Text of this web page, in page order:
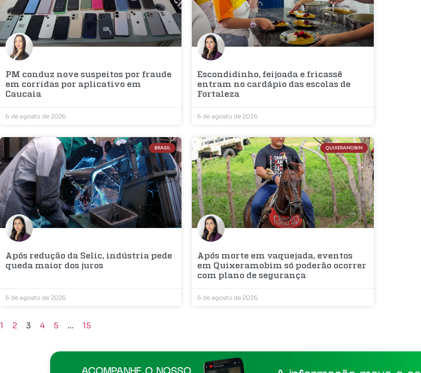
PM conduz nove suspeitos por fraude
em corridas por aplicativo em
Caucaia
6 de agosto de 2026
Escondidinho, feijoada e fricassê
entram no cardápio das escolas de
Fortaleza
6 de agosto de 2026
BRASIL
Após redução da Selic, indústria pede
queda maior dos juros
6 de agosto de 2026
QUIXERAMOBIM
Após morte em vaquejada, eventos
em Quixeramobim só poderão ocorrer
com plano de segurança
6 de agosto de 2026
1 2 3 4 5 … 15